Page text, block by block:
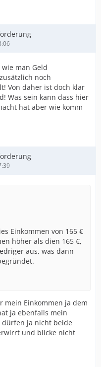
man Geld
noch
Von daher ist doch klar
Was sein kann dass hier
hat aber wie komm
Einkommen von 165 €
höher als dien 165 €,
aus, was dann
mein Einkommen ja dem
ja ebenfalls mein
dürfen ja nicht beide
und blicke nicht